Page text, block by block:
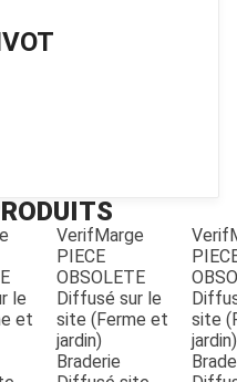
VERTS
le
et
VerifMarge
PIECE
OBSOLETE
Diffusé sur le
site (Ferme et
jardin)
Braderie
site
jardin)